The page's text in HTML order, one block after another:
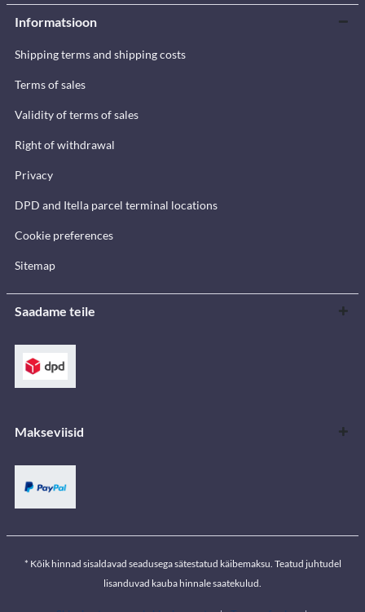
Informatsioon
Shipping terms and shipping costs
Terms of sales
Validity of terms of sales
Right of withdrawal
Privacy
DPD and Itella parcel terminal locations
Cookie preferences
Sitemap
Saadame teile
Makseviisid
* Kõik hinnad sisaldavad seadusega sätestatud käibemaksu. Teatud juhtudel
lisanduvad kauba hinnale saatekulud.